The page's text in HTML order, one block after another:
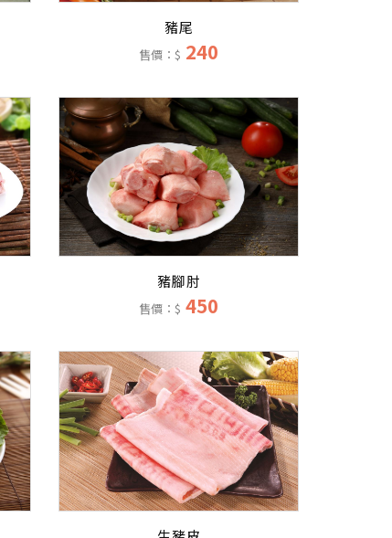
豬尾
售價：$ 240
豬腳肘
售價：$ 450